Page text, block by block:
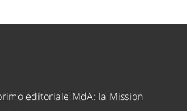
editoriale MdA: la Mission